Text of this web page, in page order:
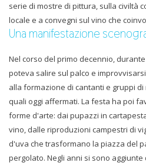
serie di mostre di pittura, sulla civiltà
locale e a convegni sul vino che
Una manifestazione
Nel corso del primo decennio,
poteva salire sul palco e
alla formazione di cantanti e gruppi
quali oggi affermati. La festa ha poi
forme d'arte: dai pupazzi in
vino, dalle riproduzioni campestri di
d'uva che trasformano la piazza del
pergolato. Negli anni si sono